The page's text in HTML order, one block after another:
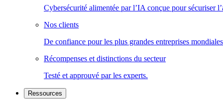
Cybersécurité alimentée par l’IA conçue pour sécuriser
Nos clients
De confiance pour les plus grandes entreprises
Récompenses et distinctions du secteur
Testé et approuvé par les experts.
Ressources